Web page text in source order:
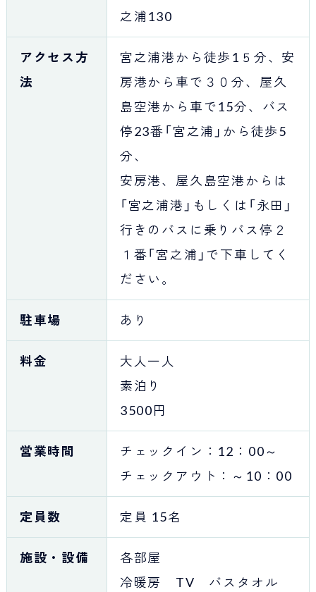
之浦130
アクセス方
法
宮之浦港から徒歩1５分、安
房港から車で３０分、屋久
島空港から車で15分、バス
停23番「宮之浦」から徒歩5
分、
安房港、屋久島空港からは
「宮之浦港」もしくは「永田」
行きのバスに乗りバス停２
１番「宮之浦」で下車してく
ださい。
駐車場 あり
料金
大人一人
素泊り
3500円
営業時間
チェックイン：12：00～
チェックアウト：～10：00
定員数 定員 15名
施設・設備
各部屋
冷暖房 TV バスタオル